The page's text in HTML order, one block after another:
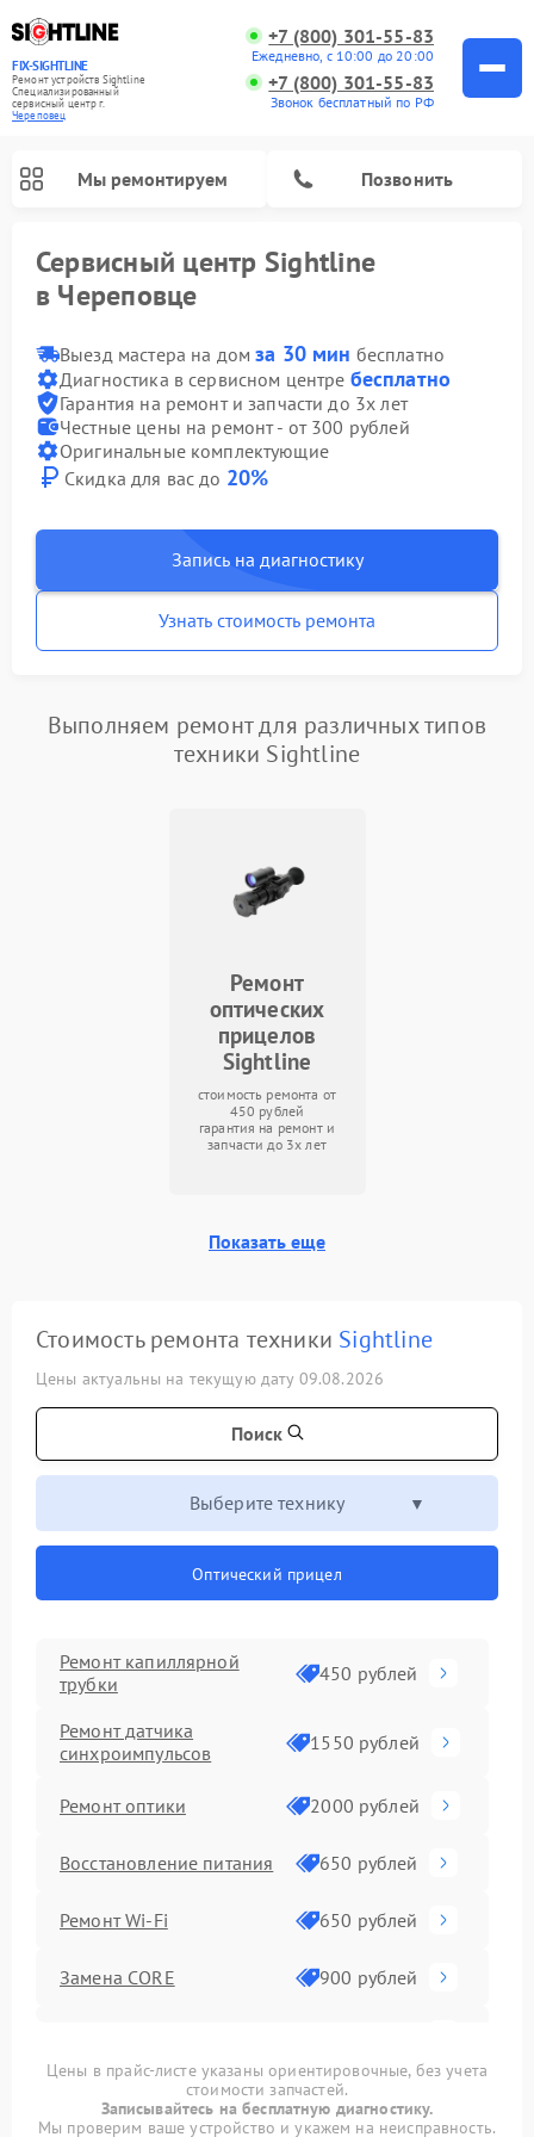
FIX-SIGHTLINE
Ремонт устройств Sightline
Специализированный
cервисный центр г.
Череповец
+7 (800) 301-55-83
Ежедневно, с 10:00 до 20:00
+7 (800) 301-55-83
Звонок бесплатный по РФ
Мы ремонтируем Позвонить
Сервисный центр Sightline
в Череповце
Выезд мастера на домза 30 мин бесплатно
Диагностика в сервисном центре бесплатно
Гарантия на ремонт и запчасти до 3х лет
Честные цены на ремонт - от 300 рублей
Оригинальные комплектующие
Скидка для вас до 20%
Запись на диагностику
Узнать стоимость ремонта
Выполняем ремонт для различных типов
техники Sightline
Ремонт
оптических
прицелов
Sightline
стоимость ремонта от
450 рублей
гарантия на ремонт и
запчасти до 3х лет
Показать еще
Стоимость ремонта техники Sightline
Цены актуальны на текущую дату 09.08.2026
Поиск
Выберите технику
Оптический прицел
Ремонт капиллярной
трубки
450 рублей
Ремонт датчика
синхроимпульсов
1550 рублей
Ремонт оптики 2000 рублей
Восстановление питания 650 рублей
Ремонт Wi-Fi 650 рублей
Замена CORE 900 рублей
Замена аккумулятора 590 рублей
Цены в прайс-листе указаны ориентировочные, без учета
стоимости запчастей.
Записывайтесь на бесплатную диагностику.
Мы проверим ваше устройство и укажем на неисправность.